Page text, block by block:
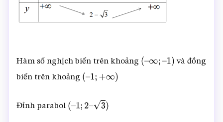
Hàm số nghịch biến trên khoảng ( ∞;– )
và đồng
biến trên khoảng ( 1;+ ∞)
Đỉnh parabol ( 1;2– )